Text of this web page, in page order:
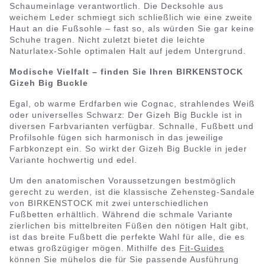
Schaumeinlage verantwortlich. Die Decksohle aus
weichem Leder schmiegt sich schließlich wie eine zweite
Haut an die Fußsohle – fast so, als würden Sie gar keine
Schuhe tragen. Nicht zuletzt bietet die leichte
Naturlatex-Sohle optimalen Halt auf jedem Untergrund.
Modische Vielfalt – finden Sie Ihren BIRKENSTOCK
Gizeh Big Buckle
Egal, ob warme Erdfarben wie Cognac, strahlendes Weiß
oder universelles Schwarz: Der Gizeh Big Buckle ist in
diversen Farbvarianten verfügbar. Schnalle, Fußbett und
Profilsohle fügen sich harmonisch in das jeweilige
Farbkonzept ein. So wirkt der Gizeh Big Buckle in jeder
Variante hochwertig und edel.
Um den anatomischen Voraussetzungen bestmöglich
gerecht zu werden, ist die klassische Zehensteg-Sandale
von BIRKENSTOCK mit zwei unterschiedlichen
Fußbetten erhältlich. Während die schmale Variante
zierlichen bis mittelbreiten Füßen den nötigen Halt gibt,
ist das breite Fußbett die perfekte Wahl für alle, die es
etwas großzügiger mögen. Mithilfe des Fit-Guides
können Sie mühelos die für Sie passende Ausführung